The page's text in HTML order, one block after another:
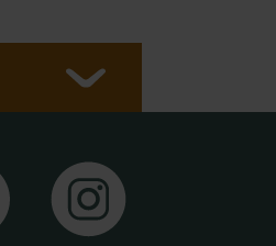
facebook